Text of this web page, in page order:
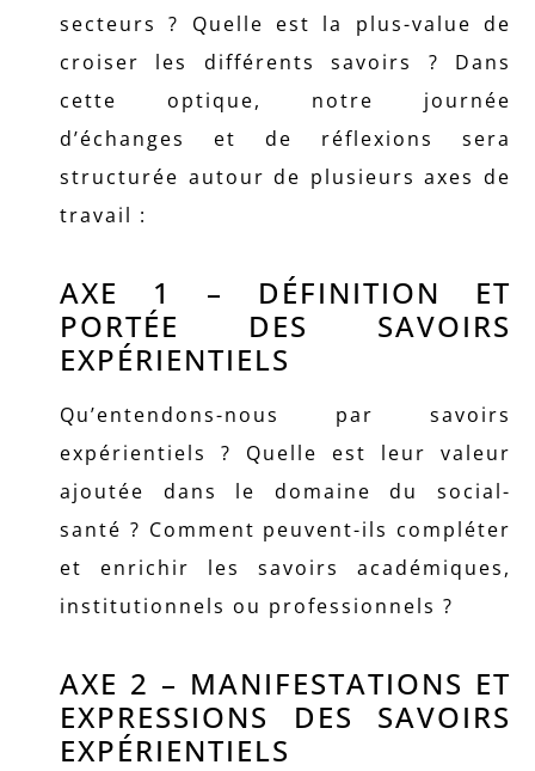
secteurs ? Quelle est la plus-value de
croiser les différents savoirs ? Dans
cette optique, notre journée
d’échanges et de réflexions sera
structurée autour de plusieurs axes de
travail :
AXE 1 – DÉFINITION ET
PORTÉE DES SAVOIRS
EXPÉRIENTIELS
Qu’entendons-nous par savoirs
expérientiels ? Quelle est leur valeur
ajoutée dans le domaine du social-
santé ? Comment peuvent-ils compléter
et enrichir les savoirs académiques,
institutionnels ou professionnels ?
AXE 2 – MANIFESTATIONS ET
EXPRESSIONS DES SAVOIRS
EXPÉRIENTIELS